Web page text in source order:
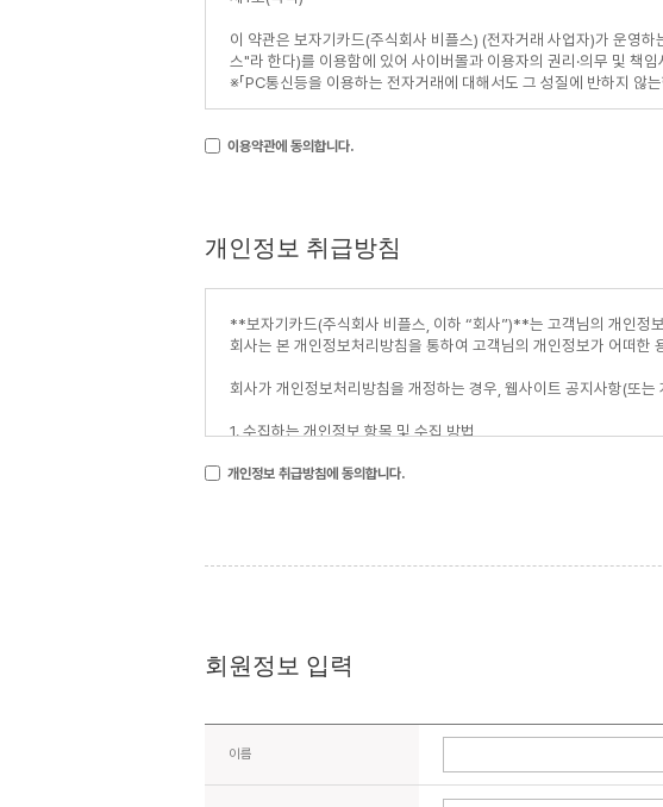
이용약관에 동의합니다.
개인정보 취급방침
개인정보 취급방침에 동의합니다.
회원정보 입력
이름